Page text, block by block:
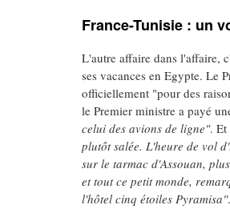
France-Tunisie : un
L'autre affaire dans l'affaire,
ses vacances en Egypte. Le
officiellement "pour des
le Premier ministre a payé
celui des avions de ligne". Et
plutôt salée. L'heure de vol
sur le tarmac d'Assouan,
et tout ce petit monde,
l'hôtel cinq étoiles Pyramisa"